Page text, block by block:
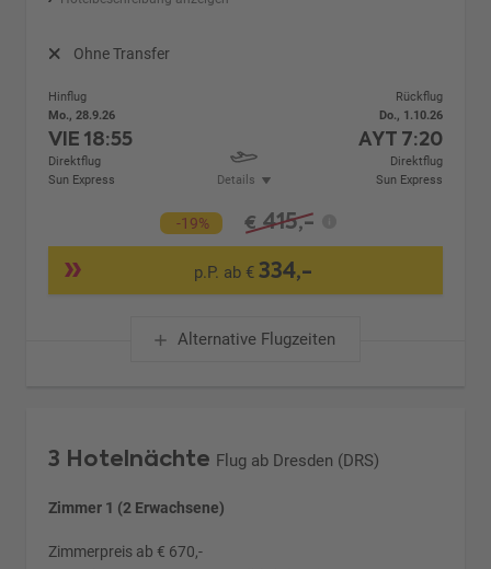
Ohne Transfer
Hinflug
Mo., 28.9.26
VIE18:55
Direktflug
Sun Express
Details
Rückflug
Do., 1.10.26
AYT 7:20
Direktflug
Sun Express
-19% € 415,-
p.P. ab €334,-
Alternative Flugzeiten
3 Hotelnächte Flug ab Dresden (DRS)
Zimmer 1 (2 Erwachsene)
Zimmerpreis ab € 670,-